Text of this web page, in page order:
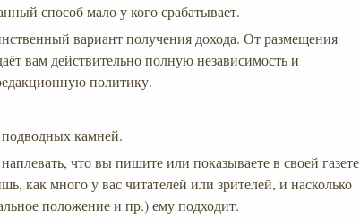
способ мало у кого срабатывает.
вариант получения дохода. От размещения
вам действительно полную независимость и
политику.
подводных камней.
что вы пишите или показываете в своей газете
как много у вас читателей или зрителей, и насколько
положение и пр.) ему подходит.